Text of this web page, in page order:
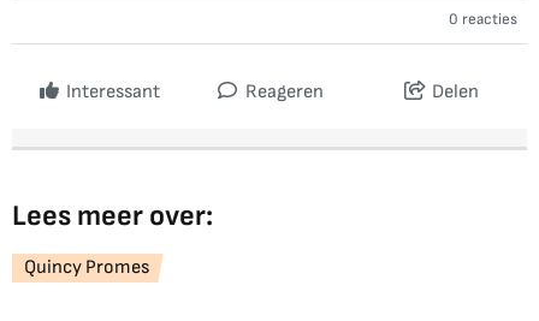
0 reacties
Interessant Reageren Delen
Lees meer over:
Quincy Promes